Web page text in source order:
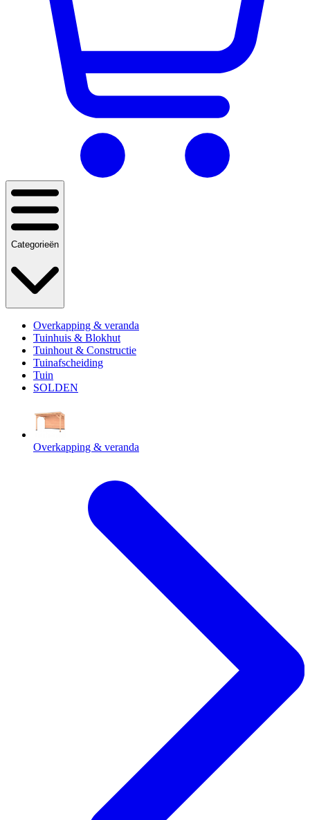
Categorieën
Overkapping & veranda
Tuinhuis & Blokhut
Tuinhout & Constructie
Tuinafscheiding
Tuin
SOLDEN
Overkapping & veranda